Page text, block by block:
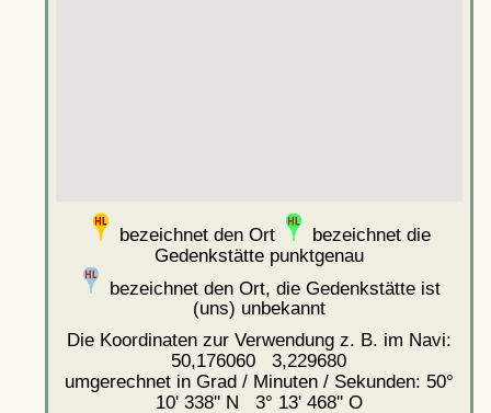
bezeichnet den Ort
bezeichnet die
Gedenkstätte punktgenau
bezeichnet den Ort, die Gedenkstätte ist
(uns) unbekannt
Die Koordinaten zur Verwendung z. B. im Navi:
50,176060 3,229680
umgerechnet in Grad / Minuten / Sekunden: 50°
10' 338'' N 3° 13' 468'' O